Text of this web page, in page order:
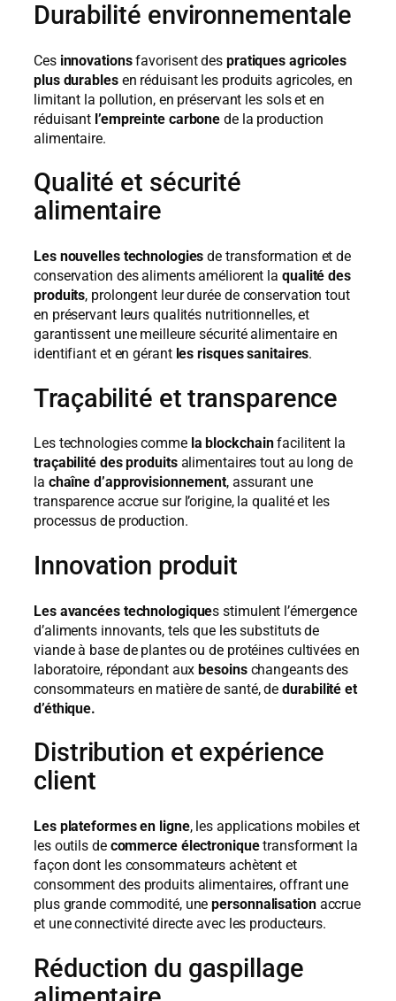
Durabilité environnementale
Ces innovationsfavorisent des pratiques agricoles
plus durablesen réduisant les produits agricoles, en
limitant la pollution, en préservant les sols et en
réduisant l’empreinte carbone de la production
alimentaire.
Qualité et sécurité
alimentaire
Les nouvelles technologies de transformation et de
conservation des aliments améliorent la qualité des
produits, prolongent leur durée de conservation tout
en préservant leurs qualités nutritionnelles, et
garantissent une meilleure sécurité alimentaire en
identifiant et en gérant les risques sanitaires.
Traçabilité et transparence
Les technologies comme la blockchainfacilitent la
traçabilité des produitsalimentaires tout au long de
la chaîne d’approvisionnement, assurant une
transparence accrue sur l’origine, la qualité et les
processus de production.
Innovation produit
Les avancées technologiques stimulent l’émergence
d’aliments innovants, tels que les substituts de
viande à base de plantes ou de protéines cultivées en
laboratoire, répondant aux besoinschangeants des
consommateurs en matière de santé, dedurabilité et
d’éthique.
Distribution et expérience
client
Les plateformes en ligne, les applications mobiles et
les outils de commerce électroniquetransforment la
façon dont les consommateurs achètent et
consomment des produits alimentaires, offrant une
plus grande commodité, unepersonnalisationaccrue
et une connectivité directe avec les producteurs.
Réduction du gaspillage